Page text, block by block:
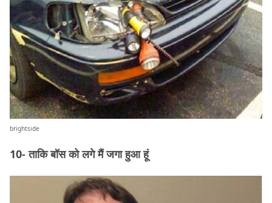
brightside
10- ताकि बॉस को लगे मैं जगा हुआ हूं